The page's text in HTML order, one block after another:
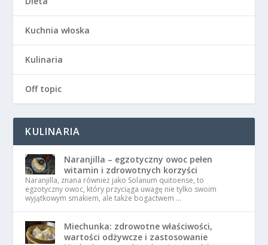
Kuchnia włoska
Kulinaria
Off topic
KULINARIA
Naranjilla – egzotyczny owoc pełen
witamin i zdrowotnych korzyści
Naranjilla, znana również jako Solanum quitoense, to
egzotyczny owoc, który przyciąga uwagę nie tylko swoim
wyjątkowym smakiem, ale także bogactwem …
Miechunka: zdrowotne właściwości,
wartości odżywcze i zastosowanie